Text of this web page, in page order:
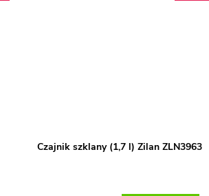
Czajnik szklany (1,7 l) Zilan ZLN3963